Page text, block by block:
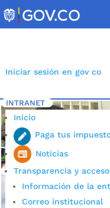
to
content
Iniciar sesión en gov co
INTRANET
Inicio
Paga tus
Noticias
Transparencia y
Información de la
Correo institucional
Inicio 5 Etiqueta: